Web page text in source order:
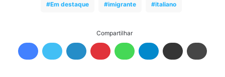
Em destaque imigrante italiano
Compartilhar